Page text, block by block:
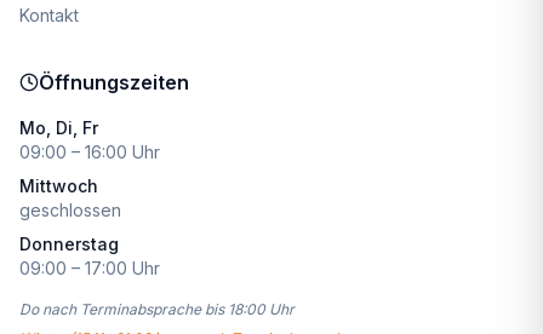
Kontakt
Öffnungszeiten
Mo, Di, Fr
09:00 – 16:00 Uhr
Mittwoch
geschlossen
Donnerstag
09:00 – 17:00 Uhr
Do nach Terminabsprache bis 18:00 Uhr